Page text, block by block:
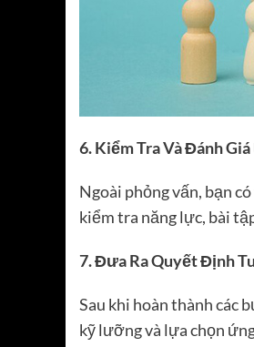
6. Kiểm Tra Và Đánh
Ngoài phỏng vấn, bạn
kiểm tra năng lực, bài
7. Đưa Ra Quyết Định
Sau khi hoàn thành các
kỹ lưỡng và lựa chọn